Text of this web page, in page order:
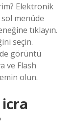
Elektronik
sol menüde
tıklayın.
seçin.
görüntü
ve Flash
olun.